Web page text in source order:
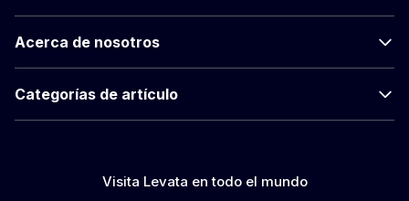
Acerca de nosotros
Categorías de artículo
Visita Levata en todo el mundo